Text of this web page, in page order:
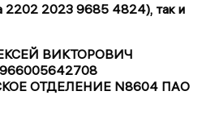
2202 2023 9685 4824), так и
ВИКТОРОВИЧ
ОТДЕЛЕНИЕ N8604 ПАО